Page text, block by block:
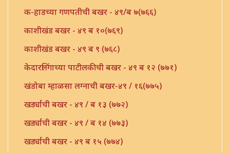
क-हाडच्या गणपतीची बखर - ४९/ब ७(७६६)
काशीखंड बखर - ४९ ब १०(७६९)
काशीखंड बखर - ४९ ब ९ (७६८)
केदारलिंगाच्या पाटीलकीची बखर - ४९ ब १२ (७७१)
खंडोबा म्हाळसा लग्नाची बखर-४९ / १६(७७५)
खर्ड्याची बखर - ४९ / ब १३ (७७२)
खर्ड्याची बखर - ४९ / ब १४ (७७३)
खर्ड्याची बखर - ४९ ब १५ (७७४)